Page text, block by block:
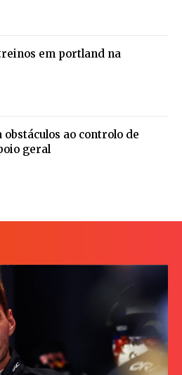
em portland na
obstáculos ao controlo de
geral